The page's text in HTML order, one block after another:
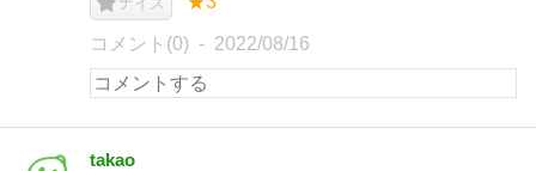
コメント(0) 2022/08/16
takao